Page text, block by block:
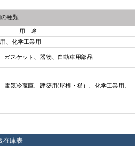
種類
用 途
、化学工業用
ガスケット、器物、自動車用部品
電気冷蔵庫、建築用(屋根・樋）、化学工業用、
在庫表